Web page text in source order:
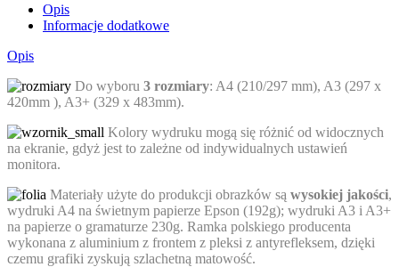
Opis
Informacje dodatkowe
Opis
Do wyboru 3 rozmiary: A4 (210/297 mm), A3 (297 x
420mm ), A3+ (329 x 483mm).
Kolory wydruku mogą się różnić od widocznych
na ekranie, gdyż jest to zależne od indywidualnych ustawień
monitora.
Materiały użyte do produkcji obrazków są wysokiej jakości,
wydruki A4 na świetnym papierze Epson (192g); wydruki A3 i A3+
na papierze o gramaturze 230g. Ramka polskiego producenta
wykonana z aluminium z frontem z pleksi z antyrefleksem, dzięki
czemu grafiki zyskują szlachetną matowość.